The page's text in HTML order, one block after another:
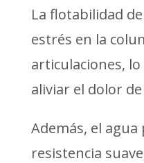
La flotabilidad
estrés en la
articulaciones,
aliviar el dolor
Además, el
resistencia